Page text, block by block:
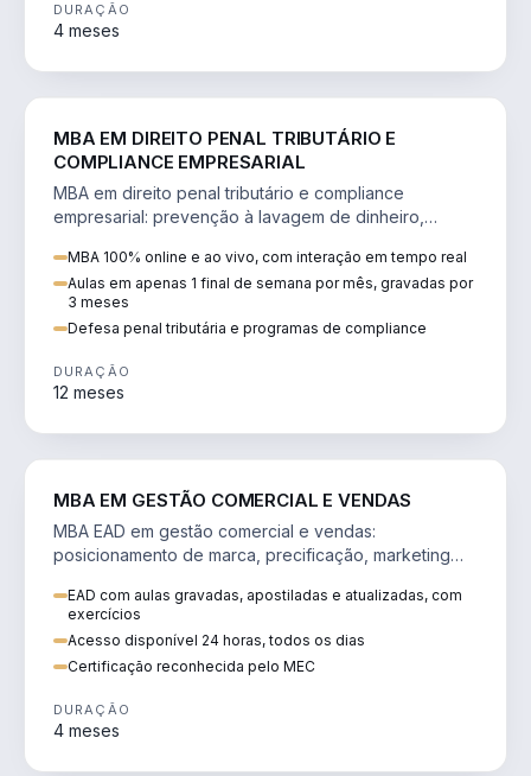
DURAÇÃO
4 meses
MBA EM DIREITO PENAL TRIBUTÁRIO E
COMPLIANCE EMPRESARIAL
MBA em direito penal tributário e compliance
empresarial: prevenção à lavagem de dinheiro,
MBA 100% online e ao vivo, com interação em tempo real
Aulas em apenas 1 final de semana por mês, gravadas por
3 meses
Defesa penal tributária e programas de compliance
DURAÇÃO
12 meses
MBA EM GESTÃO COMERCIAL E VENDAS
MBA EAD em gestão comercial e vendas:
posicionamento de marca, precificação, marketing
EAD com aulas gravadas, apostiladas e atualizadas, com
exercícios
Acesso disponível 24 horas, todos os dias
Certificação reconhecida pelo MEC
DURAÇÃO
4 meses